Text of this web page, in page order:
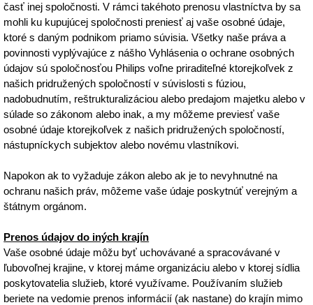
časť inej spoločnosti. V rámci takéhoto prenosu vlastníctva by sa
mohli ku kupujúcej spoločnosti preniesť aj vaše osobné údaje,
ktoré s daným podnikom priamo súvisia. Všetky naše práva a
povinnosti vyplývajúce z nášho Vyhlásenia o ochrane osobných
údajov sú spoločnosťou Philips voľne priraditeľné ktorejkoľvek z
našich pridružených spoločností v súvislosti s fúziou,
nadobudnutím, reštrukturalizáciou alebo predajom majetku alebo v
súlade so zákonom alebo inak, a my môžeme previesť vaše
osobné údaje ktorejkoľvek z našich pridružených spoločností,
nástupníckych subjektov alebo novému vlastníkovi.
Napokon ak to vyžaduje zákon alebo ak je to nevyhnutné na
ochranu našich práv, môžeme vaše údaje poskytnúť verejným a
štátnym orgánom.
Prenos údajov do iných krajín
Vaše osobné údaje môžu byť uchovávané a spracovávané v
ľubovoľnej krajine, v ktorej máme organizáciu alebo v ktorej sídlia
poskytovatelia služieb, ktoré využívame. Používaním služieb
beriete na vedomie prenos informácií (ak nastane) do krajín mimo